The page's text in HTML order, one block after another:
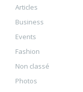
Articles
Business
Events
Fashion
Non classé
Photos